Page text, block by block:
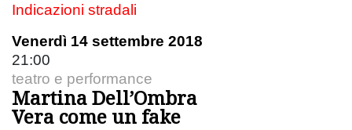
Indicazioni stradali
Venerdì 14 settembre 2018
21:00
teatro e performance
Martina Dell’Ombra
Vera come un fake